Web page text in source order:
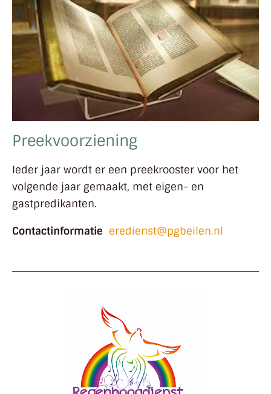
Preekvoorziening
Ieder jaar wordt er een preekrooster voor het
volgende jaar gemaakt, met eigen- en
gastpredikanten.
Contactinformatie eredienst@pgbeilen.nl